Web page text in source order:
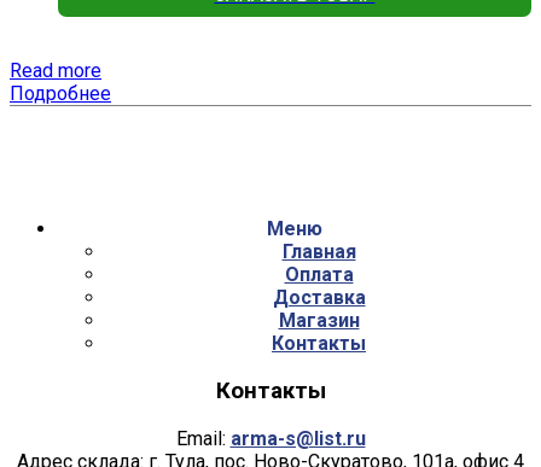
Read more
Подробнее
Меню
Главная
Оплата
Доставка
Магазин
Контакты
Контакты
Email: arma-s@list.ru
Адрес склада: г. Тула, пос. Ново-Скуратово, 101а, офис 4